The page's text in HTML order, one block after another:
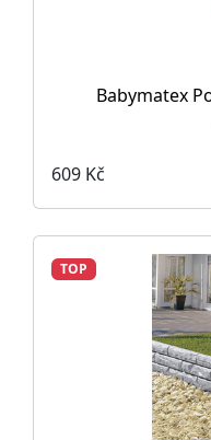
Babymatex
609 Kč
TOP